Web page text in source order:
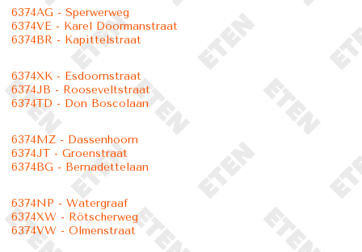
6374AG - Sperwerweg
6374VE - Karel Doormanstraat
6374BR - Kapittelstraat
6374XK - Esdoornstraat
6374JB - Rooseveltstraat
6374TD - Don Boscolaan
6374MZ - Dassenhoorn
6374JT - Groenstraat
6374BG - Bernadettelaan
6374NP - Watergraaf
6374XW - Rötscherweg
6374VW - Olmenstraat